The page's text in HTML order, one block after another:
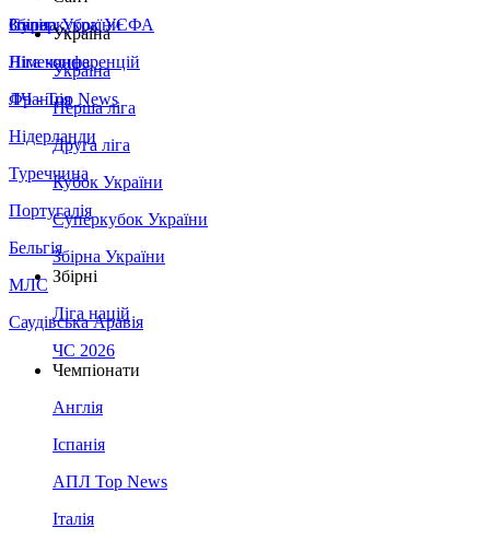
Збірна України
Італія
Німеччина
Франція
Нідерланди
Туреччина
Португалія
Бельгія
МЛС
Саудівська Аравія
Суперкубок УЄФА
Ліга конференцій
ЛЧ - Top News
Україна
Україна
Перша ліга
Друга ліга
Кубок України
Суперкубок України
Збірна України
Збірні
Ліга націй
ЧС 2026
Чемпіонати
Англія
Іспанія
АПЛ Top News
Італія